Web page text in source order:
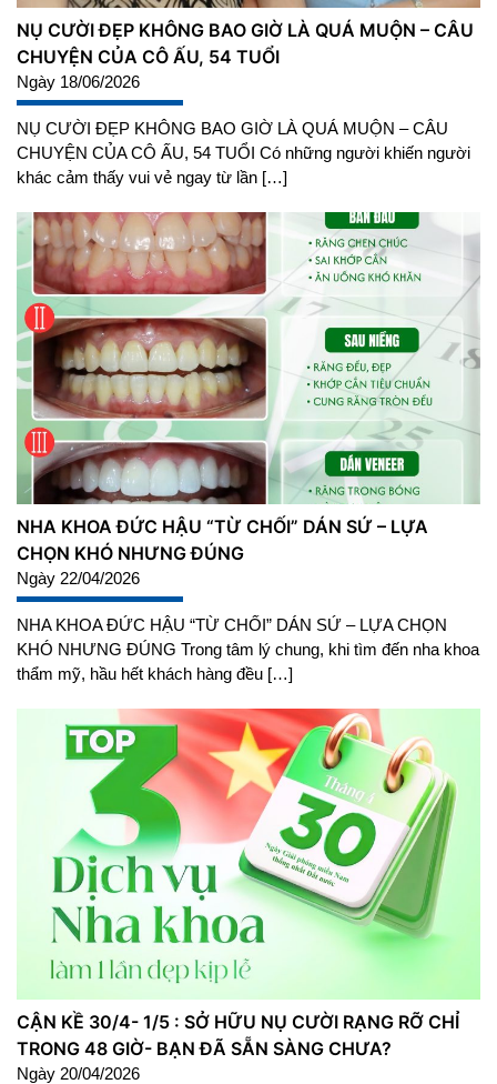
NỤ CƯỜI ĐẸP KHÔNG BAO GIỜ LÀ QUÁ MUỘN – CÂU
CHUYỆN CỦA CÔ ẤU, 54 TUỔI
Ngày 18/06/2026
NỤ CƯỜI ĐẸP KHÔNG BAO GIỜ LÀ QUÁ MUỘN – CÂU
CHUYỆN CỦA CÔ ẤU, 54 TUỔI Có những người khiến người
khác cảm thấy vui vẻ ngay từ lần […]
NHA KHOA ĐỨC HẬU “TỪ CHỐI” DÁN SỨ – LỰA
CHỌN KHÓ NHƯNG ĐÚNG
Ngày 22/04/2026
NHA KHOA ĐỨC HẬU “TỪ CHỐI” DÁN SỨ – LỰA CHỌN
KHÓ NHƯNG ĐÚNG Trong tâm lý chung, khi tìm đến nha khoa
thẩm mỹ, hầu hết khách hàng đều […]
CẬN KỀ 30/4- 1/5 : SỞ HỮU NỤ CƯỜI RẠNG RỠ CHỈ
TRONG 48 GIỜ- BẠN ĐÃ SẴN SÀNG CHƯA?
Ngày 20/04/2026